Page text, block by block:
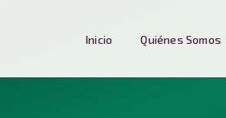
Inicio Quiénes Somos